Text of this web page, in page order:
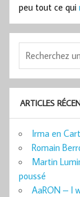
peu tout ce qui
ARTICLES
Irma en
Romain
Martin
poussé
AaRON – I